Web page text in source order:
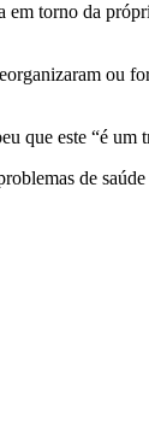
torno da
ou
que este “é
de